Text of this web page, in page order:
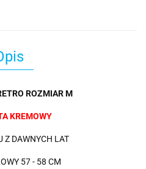
ROZMIAR M
KREMOWY
Z DAWNYCH LAT
57 - 58 CM